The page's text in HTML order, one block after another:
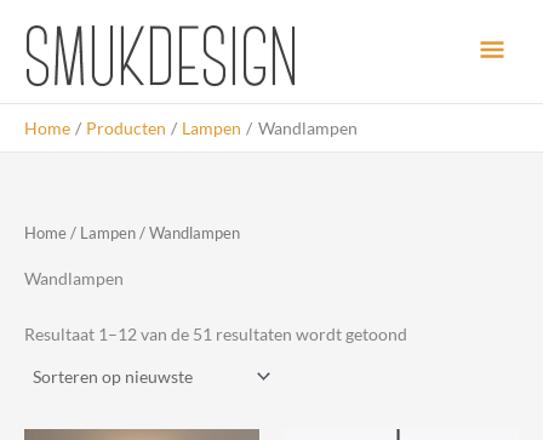
inhoud
Home Producten Lampen Wandlampen
Home / Lampen / Wandlampen
Wandlampen
Resultaat 1–12 van de 51 resultaten wordt getoond